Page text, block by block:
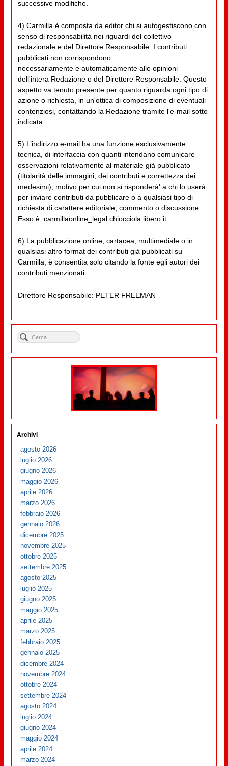
successive modifiche.
4) Carmilla è composta da editor chi si autogestiscono con
senso di responsabilità nei riguardi del collettivo
redazionale e del Direttore Responsabile. I contributi
pubblicati non corrispondono
necessariamente e automaticamente alle opinioni
dell'intera Redazione o del Direttore Responsabile. Questo
aspetto va tenuto presente per quanto riguarda ogni tipo di
azione o richiesta, in un'ottica di composizione di eventuali
contenziosi, contattando la Redazione tramite l'e-mail sotto
indicata.
5) L’indirizzo e-mail ha una funzione esclusivamente
tecnica, di interfaccia con quanti intendano comunicare
osservazioni relativamente al materiale già pubblicato
(titolarità delle immagini, dei contributi e correttezza dei
medesimi), motivo per cui non si risponderà' a chi lo userà
per inviare contributi da pubblicare o a qualsiasi tipo di
richiesta di carattere editoriale, commento o discussione.
Esso è: carmillaonline_legal chiocciola libero.it
6) La pubblicazione online, cartacea, multimediale o in
qualsiasi altro format dei contributi già pubblicati su
Carmilla, è consentita solo citando la fonte egli autori dei
contributi menzionati.
Direttore Responsabile: PETER FREEMAN
Archivi
agosto 2026
luglio 2026
giugno 2026
maggio 2026
aprile 2026
marzo 2026
febbraio 2026
gennaio 2026
dicembre 2025
novembre 2025
ottobre 2025
settembre 2025
agosto 2025
luglio 2025
giugno 2025
maggio 2025
aprile 2025
marzo 2025
febbraio 2025
gennaio 2025
dicembre 2024
novembre 2024
ottobre 2024
settembre 2024
agosto 2024
luglio 2024
giugno 2024
maggio 2024
aprile 2024
marzo 2024